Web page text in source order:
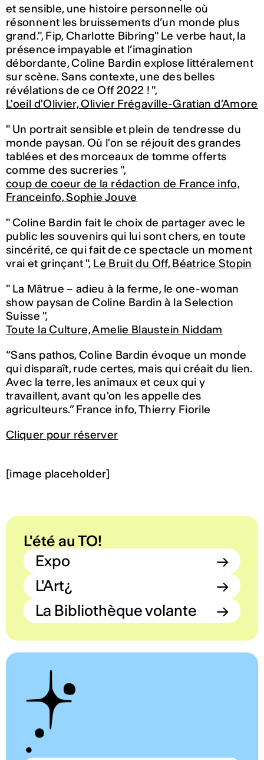
et sensible, une histoire personnelle où
résonnent les bruissements d’un monde plus
grand.", Fip, Charlotte Bibring" Le verbe haut, la
présence impayable et l’imagination
débordante, Coline Bardin explose littéralement
sur scène. Sans contexte, une des belles
révélations de ce Off 2022 ! ",
L'oeil d'Olivier, Olivier Frégaville-Gratian d’Amore
" Un portrait sensible et plein de tendresse du
monde paysan. Où l'on se réjouit des grandes
tablées et des morceaux de tomme offerts
comme des sucreries ",
coup de coeur de la rédaction de France info,
Franceinfo, Sophie Jouve
" Coline Bardin fait le choix de partager avec le
public les souvenirs qui lui sont chers, en toute
sincérité, ce qui fait de ce spectacle un moment
vrai et grinçant ", Le Bruit du Off, Béatrice Stopin
" La Mâtrue – adieu à la ferme, le one-woman
show paysan de Coline Bardin à la Selection
Suisse ",
Toute la Culture, Amelie Blaustein Niddam
“Sans pathos, Coline Bardin évoque un monde
qui disparaît, rude certes, mais qui créait du lien.
Avec la terre, les animaux et ceux qui y
travaillent, avant qu'on les appelle des
agriculteurs.” France info, Thierry Fiorile
Cliquer pour réserver
[image placeholder]
L'été au TO!
Expo
→
L'Art¿
→
La Bibliothèque volante
→